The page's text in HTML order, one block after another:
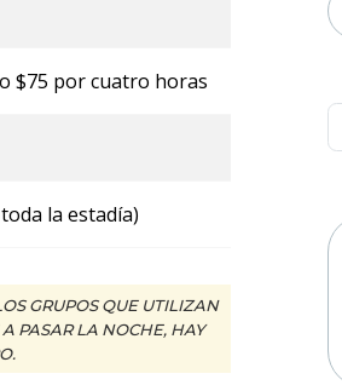
$75 por cuatro horas
la estadía)
GRUPOS QUE UTILIZAN
PASAR LA NOCHE, HAY